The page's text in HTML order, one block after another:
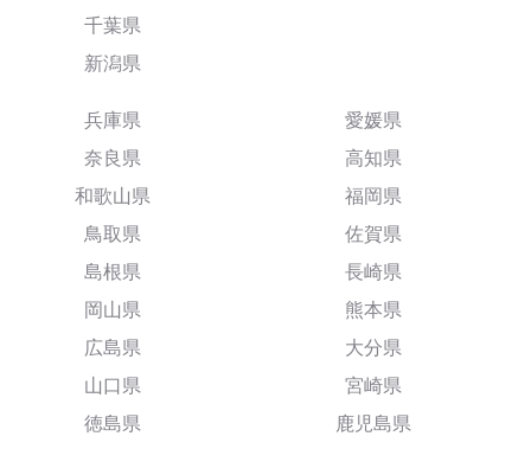
千葉県
新潟県
兵庫県
奈良県
和歌山県
鳥取県
島根県
岡山県
広島県
山口県
徳島県
愛媛県
高知県
福岡県
佐賀県
長崎県
熊本県
大分県
宮崎県
鹿児島県